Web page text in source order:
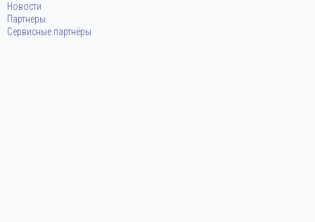
Новости
Партнеры
Сервисные партнёры